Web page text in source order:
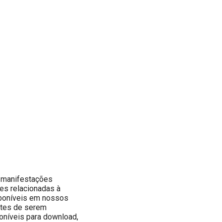
relacionadas à
em nossos
de serem
para download,